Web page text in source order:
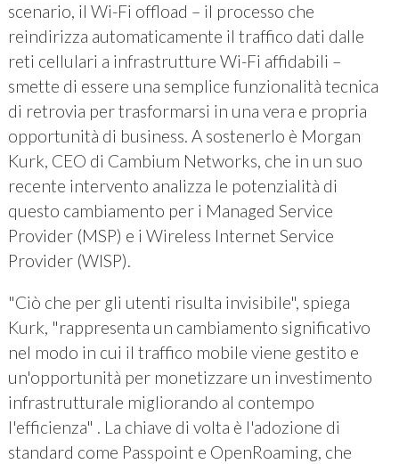
scenario, il Wi-Fi offload – il processo che
reindirizza automaticamente il traffico dati dalle
reti cellulari a infrastrutture Wi-Fi affidabili –
smette di essere una semplice funzionalità tecnica
di retrovia per trasformarsi in una vera e propria
opportunità di business. A sostenerlo è Morgan
Kurk, CEO di Cambium Networks, che in un suo
recente intervento analizza le potenzialità di
questo cambiamento per i Managed Service
Provider (MSP) e i Wireless Internet Service
Provider (WISP).
"Ciò che per gli utenti risulta invisibile", spiega
Kurk, "rappresenta un cambiamento significativo
nel modo in cui il traffico mobile viene gestito e
un'opportunità per monetizzare un investimento
infrastrutturale migliorando al contempo
l'efficienza" . La chiave di volta è l'adozione di
standard come Passpoint e OpenRoaming, che